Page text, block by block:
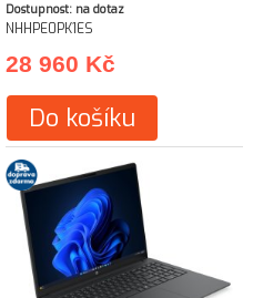
Dostupnost: na dotaz
NHHPE0PK1ES
28 960 Kč
Do košíku